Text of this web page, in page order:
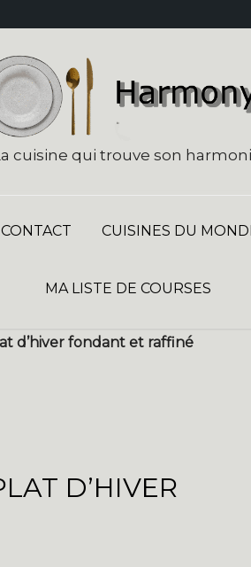
cuisine qui trouve son
CONTACT CUISINES DU
MA LISTE DE COURSES
d’hiver fondant et raffiné
D’HIVER